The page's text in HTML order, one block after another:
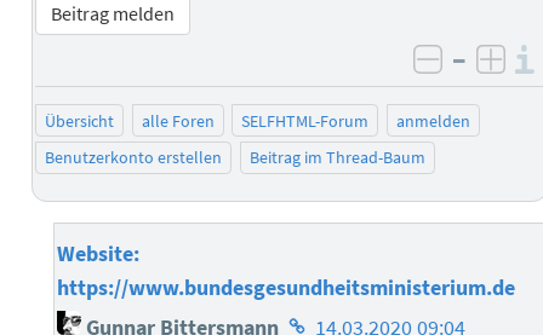
Beitrag melden
negativ
–
Übersicht alle Foren SELFHTML-Forum
anmelden
Benutzerkonto erstellen
Beitrag im Thread-Baum
Website:
https://www.bundesgesundheitsministerium.de
Gunnar Bittersmann Homepage
14.03.2020 09:04